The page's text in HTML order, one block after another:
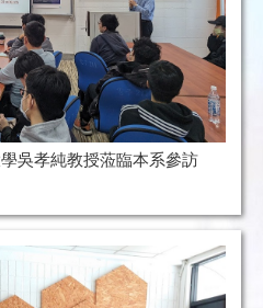
吳孝純教授蒞臨本系參訪